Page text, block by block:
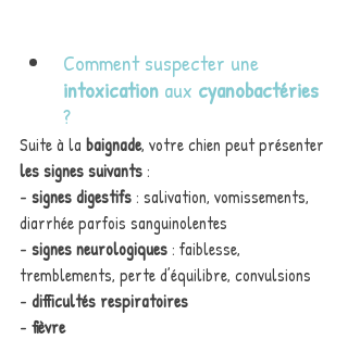
Comment suspecter une
intoxication aux cyanobactéries
?
Suite à la baignade, votre chien peut présenter
les signes suivants :
- signes digestifs : salivation, vomissements,
diarrhée parfois sanguinolentes
- signes neurologiques : faiblesse,
tremblements, perte d’équilibre, convulsions
- difficultés respiratoires
- fièvre